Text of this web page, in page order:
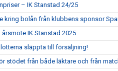
– IK Stanstad 24/25
kring bolån från klubbens sponsor
årsmöte IK Stanstad 2025
släppta till försäljning!
stödet från både läktare och från